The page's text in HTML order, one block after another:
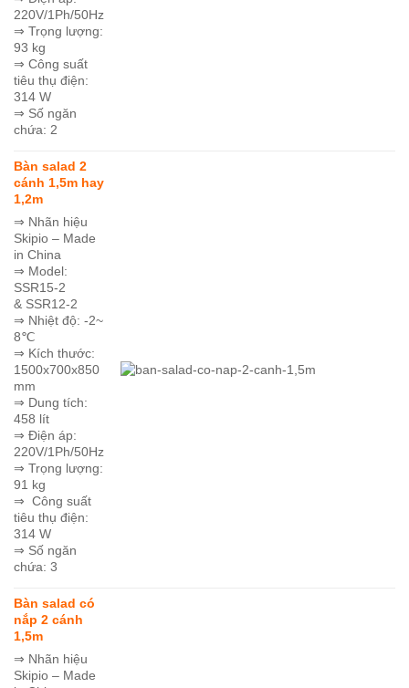
220V/1Ph/50Hz
⇒ Trọng lượng:
93 kg
⇒ Công suất
tiêu thụ điện:
314 W
⇒ Số ngăn
chứa: 2
Bàn salad 2
cánh 1,5m hay
1,2m
⇒ Nhãn hiệu
Skipio – Made
in China
⇒ Model:
SSR15-2
& SSR12-2
⇒ Nhiệt độ: -2~
8℃
⇒ Kích thước:
1500x700x850
mm
⇒ Dung tích:
458 lít
⇒ Điện áp:
220V/1Ph/50Hz
⇒ Trọng lượng:
91 kg
⇒ Công suất
tiêu thụ điện:
314 W
⇒ Số ngăn
chứa: 3
Bàn salad có
nắp 2 cánh
1,5m
⇒ Nhãn hiệu
Skipio – Made